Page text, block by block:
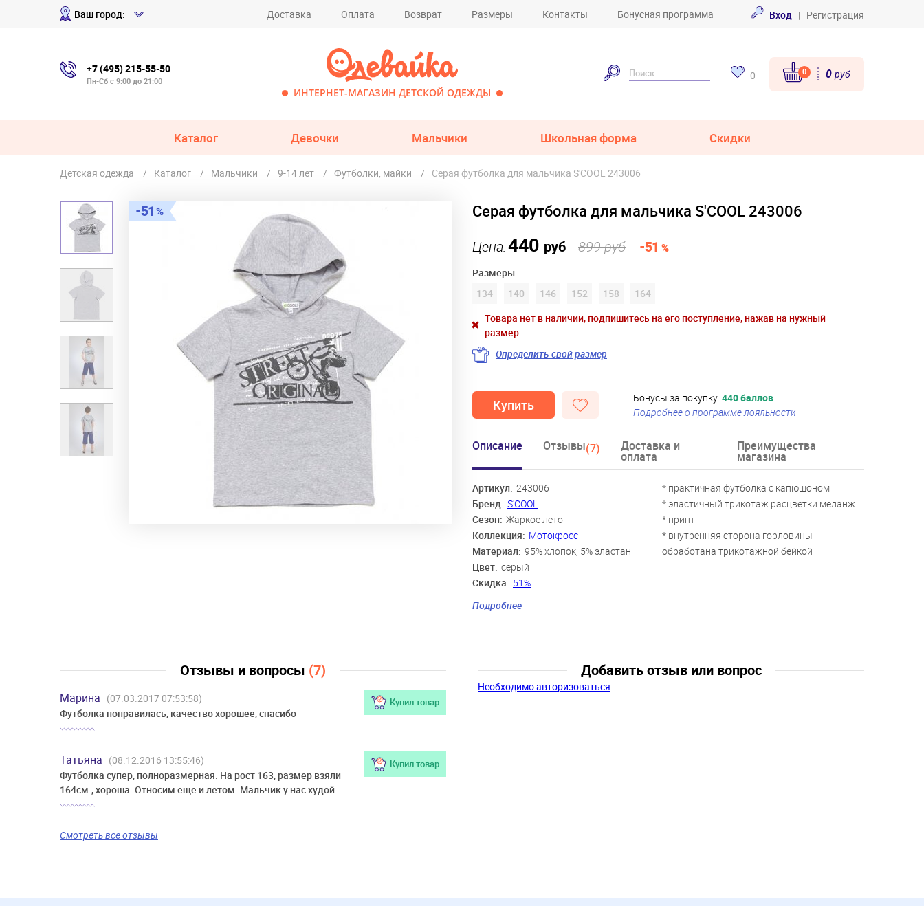
Ваш город: Доставка Оплата Возврат Размеры Контакты Бонусная программа Вход | Регистрация
+7 (495) 215-55-50
Пн-Сб с 9:00 до 21:00
ИНТЕРНЕТ-МАГАЗИН ДЕТСКОЙ ОДЕЖДЫ
0 0 0 руб
Каталог Девочки Мальчики Школьная форма Скидки
Детская одежда Каталог Мальчики 9-14 лет Футболки, майки Серая футболка для мальчика S'COOL 243006
51 Серая футболка для мальчика S'COOL 243006
Цена:440 руб 899 руб -51 %
Размеры:
134
140 146 152 158
164
Товара нет в наличии, подпишитесь на его поступление, нажав на нужный
размер
Определить свой размер
Бонусы за покупку: 440 баллов
Подробнее о программе лояльности
Купить
Описание Отзывы(7) Доставка и
оплата
Преимущества
магазина
Артикул: 243006
Бренд: S'COOL
Сезон: Жаркое лето
Коллекция: Мотокросс
Материал: 95% хлопок, 5% эластан
Цвет: серый
Скидка: 51%
Мальчики
Возраст: 8 лет, 9 лет, 10 лет, 11 лет,
Подробнее
* практичная футболка с капюшоном
* эластичный трикотаж расцветки меланж
* принт
* внутренняя сторона горловины
обработана трикотажной бейкой
Отзывы и вопросы (7)
Марина Купил товар
(07.03.2017 07:53:58)
Футболка понравилась, качество хорошее, спасибо
Татьяна Купил товар
(08.12.2016 13:55:46)
Футболка супер, полноразмерная. На рост 163, размер взяли
164см., хороша. Относим еще и летом. Мальчик у нас худой.
Смотреть все отзывы
Добавить отзыв или вопрос
Необходимо авторизоваться